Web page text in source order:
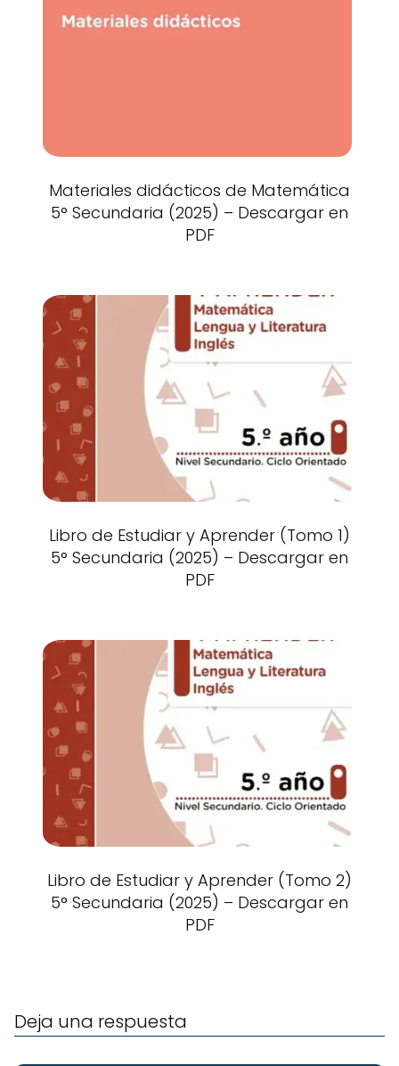
Materiales didácticos de Matemática
5° Secundaria (2025) – Descargar en
PDF
Libro de Estudiar y Aprender (Tomo 1)
5° Secundaria (2025) – Descargar en
PDF
Libro de Estudiar y Aprender (Tomo 2)
5° Secundaria (2025) – Descargar en
PDF
Deja una respuesta